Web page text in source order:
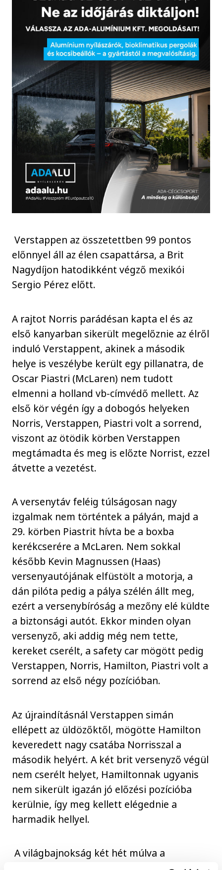
Verstappen az összetettben 99 pontos
előnnyel áll az élen csapattársa, a Brit
Nagydíjon hatodikként végző mexikói
Sergio Pérez előtt.
A rajtot Norris parádésan kapta el és az
első kanyarban sikerült megelőznie az élről
induló Verstappent, akinek a második
helye is veszélybe került egy pillanatra, de
Oscar Piastri (McLaren) nem tudott
elmenni a holland vb-címvédő mellett. Az
első kör végén így a dobogós helyeken
Norris, Verstappen, Piastri volt a sorrend,
viszont az ötödik körben Verstappen
megtámadta és meg is előzte Norrist, ezzel
átvette a vezetést.
A versenytáv feléig túlságosan nagy
izgalmak nem történtek a pályán, majd a
29. körben Piastrit hívta be a boxba
kerékcserére a McLaren. Nem sokkal
később Kevin Magnussen (Haas)
versenyautójának elfüstölt a motorja, a
dán pilóta pedig a pálya szélén állt meg,
ezért a versenybíróság a mezőny elé küldte
a biztonsági autót. Ekkor minden olyan
versenyző, aki addig még nem tette,
kereket cserélt, a safety car mögött pedig
Verstappen, Norris, Hamilton, Piastri volt a
sorrend az első négy pozícióban.
Az újraindításnál Verstappen simán
ellépett az üldözőktől, mögötte Hamilton
keveredett nagy csatába Norrisszal a
második helyért. A két brit versenyző végül
nem cserélt helyet, Hamiltonnak ugyanis
nem sikerült igazán jó előzési pozícióba
kerülnie, így meg kellett elégednie a
harmadik hellyel.
A világbajnokság két hét múlva a